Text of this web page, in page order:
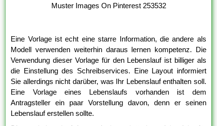
Muster Images On Pinterest 253532
Eine Vorlage ist echt eine starre Information, die andere als
Modell verwenden weiterhin daraus lernen kompetenz. Die
Verwendung dieser Vorlage für den Lebenslauf ist billiger als
die Einstellung des Schreibservices. Eine Layout informiert
Sie allerdings nicht darüber, was Ihr Lebenslauf enthalten soll.
Eine Vorlage eines Lebenslaufs vorhanden ist dem
Antragsteller ein paar Vorstellung davon, denn er seinen
Lebenslauf erstellen sollte.